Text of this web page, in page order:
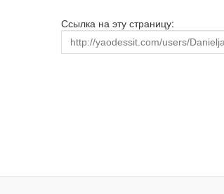
Ссылка на эту страницу: